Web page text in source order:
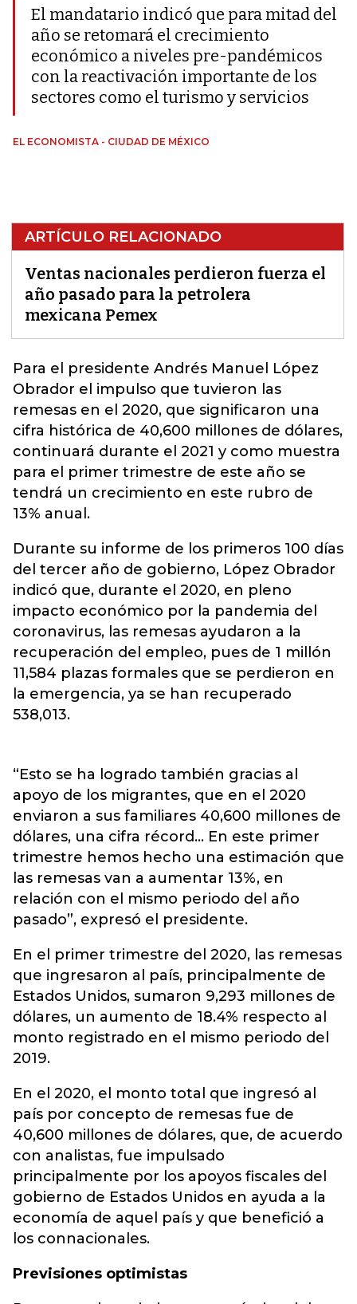
El mandatario indicó que para mitad del
año se retomará el crecimiento
económico a niveles pre-pandémicos
con la reactivación importante de los
sectores como el turismo y servicios
EL ECONOMISTA - CIUDAD DE MÉXICO
ARTÍCULO RELACIONADO
Ventas nacionales perdieron fuerza el
año pasado para la petrolera
mexicana Pemex
Para el presidente Andrés Manuel López
Obrador el impulso que tuvieron las
remesas en el 2020, que significaron una
cifra histórica de 40,600 millones de dólares,
continuará durante el 2021 y como muestra
para el primer trimestre de este año se
tendrá un crecimiento en este rubro de
13% anual.
Durante su informe de los primeros 100 días
del tercer año de gobierno, López Obrador
indicó que, durante el 2020, en pleno
impacto económico por la pandemia del
coronavirus, las remesas ayudaron a la
recuperación del empleo, pues de 1 millón
11,584 plazas formales que se perdieron en
la emergencia, ya se han recuperado
538,013.
“Esto se ha logrado también gracias al
apoyo de los migrantes, que en el 2020
enviaron a sus familiares 40,600 millones de
dólares, una cifra récord… En este primer
trimestre hemos hecho una estimación que
las remesas van a aumentar 13%, en
relación con el mismo periodo del año
pasado”, expresó el presidente.
En el primer trimestre del 2020, las remesas
que ingresaron al país, principalmente de
Estados Unidos, sumaron 9,293 millones de
dólares, un aumento de 18.4% respecto al
monto registrado en el mismo periodo del
2019.
En el 2020, el monto total que ingresó al
país por concepto de remesas fue de
40,600 millones de dólares, que, de acuerdo
con analistas, fue impulsado
principalmente por los apoyos fiscales del
gobierno de Estados Unidos en ayuda a la
economía de aquel país y que benefició a
los connacionales.
Previsiones optimistas